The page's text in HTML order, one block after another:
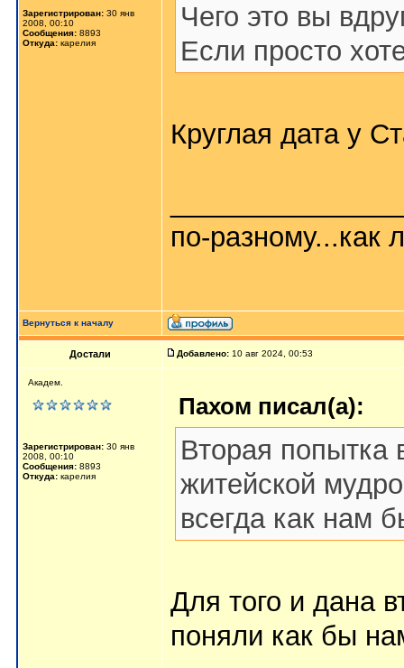
Зарегистрирован: 30 янв
2008, 00:10
Сообщения: 8893
Откуда: карелия
Чего это вы
Если просто
Круглая дата у
по-разному...как
Вернуться к началу
Достали Добавлено: 10 авг 2024, 00:53
Академ.
Зарегистрирован: 30 янв
2008, 00:10
Сообщения: 8893
Откуда: карелия
Пахом писал(а):
Вторая попытка
житейской
всегда как нам
Для того и дана
поняли как бы